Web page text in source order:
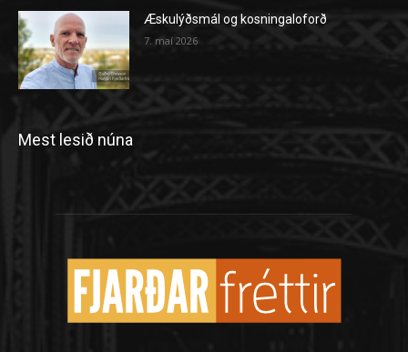
Æskulýðsmál og kosningaloforð
7. maí 2026
Mest lesið núna